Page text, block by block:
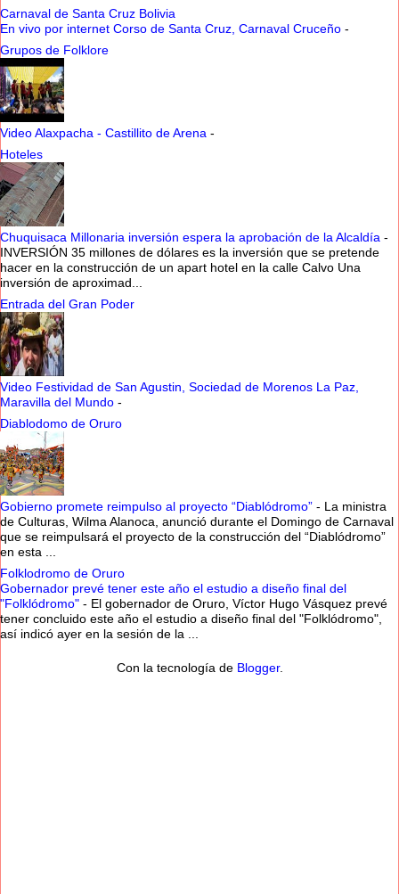
Carnaval de Santa Cruz Bolivia
En vivo por internet Corso de Santa Cruz, Carnaval Cruceño -
Grupos de Folklore
Video Alaxpacha - Castillito de Arena -
Hoteles
Chuquisaca Millonaria inversión espera la aprobación de la Alcaldía -
INVERSIÓN 35 millones de dólares es la inversión que se pretende
hacer en la construcción de un apart hotel en la calle Calvo Una
inversión de aproximad...
Entrada del Gran Poder
Video Festividad de San Agustin, Sociedad de Morenos La Paz,
Maravilla del Mundo -
Diablodomo de Oruro
Gobierno promete reimpulso al proyecto “Diablódromo” - La ministra
de Culturas, Wilma Alanoca, anunció durante el Domingo de Carnaval
que se reimpulsará el proyecto de la construcción del “Diablódromo”
en esta ...
Folklodromo de Oruro
Gobernador prevé tener este año el estudio a diseño final del
"Folklódromo" - El gobernador de Oruro, Víctor Hugo Vásquez prevé
tener concluido este año el estudio a diseño final del "Folklódromo",
así indicó ayer en la sesión de la ...
Con la tecnología de Blogger.